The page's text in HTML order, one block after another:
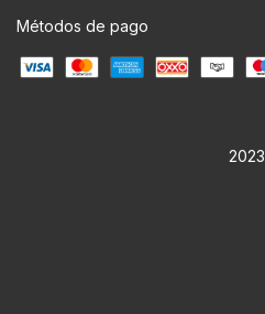
Métodos de pago
2023